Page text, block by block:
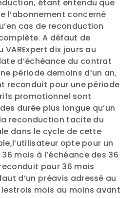
étant entendu que
l’abonnement concerné
cas de reconduction
A défaut de
dix jours au
d’échéance du contrat
période demoins d’un an,
reconduit pour une période
promotionnel sont
durée plus longue qu’un
reconduction tacite du
dans le cycle de cette
opte pour un
mois à l’échéance des 36
pour 36 mois
d’un préavis adressé au
lestrois mois au moins avant